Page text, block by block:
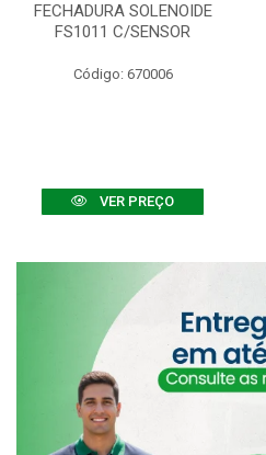
FECHADURA SOLENOIDE
FS1011 C/SENSOR
Código: 670006
VER PREÇO